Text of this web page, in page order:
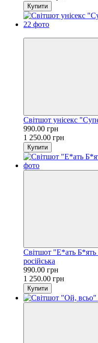
Купити
Світшот унісекс
990.00 грн
1 250.00 грн
Купити
Світшот "Е*ать
російська
990.00 грн
1 250.00 грн
Купити